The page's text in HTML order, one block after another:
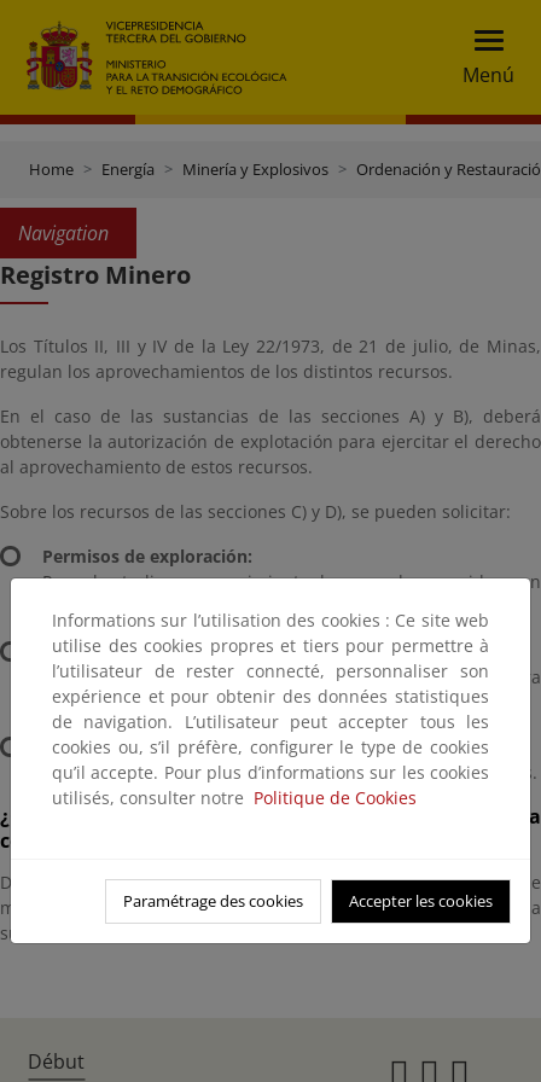
Menú
Home Energía Minería y Explosivos Ordenación y
Navigation
Registro Minero
Los Títulos II, III y IV de la Ley 22/1973, de 21 de julio, de Minas,
regulan los aprovechamientos de los distintos recursos.
En el caso de las sustancias de las secciones A) y B), deberá
obtenerse la autorización de explotación para ejercitar el derecho
al aprovechamiento de estos recursos.
Sobre los recursos de las secciones C) y D), se pueden solicitar:
Permisos de exploración:
Para el estudio y reconocimiento de zonas desconocidas, con
Permisos de investigación:
Que permite realizar los estudios y trabajos necesarios para
poner de manifiesto los recursos.
Concesión de explotación:
Que otorga el derecho al aprovechamiento de las sustancias.
¿Cómo obtener una autorización, un permiso o una
concesión?
Dirigiéndose a la Consejería, con competencia en materia de
minería, de la Comunidad Autónoma en que se encuentre la
superficie afectada.
Informations sur l’utilisation des cookies : Ce site web
utilise des cookies propres et tiers pour permettre à
l’utilisateur de rester connecté, personnaliser son
expérience et pour obtenir des données statistiques
de navigation. L’utilisateur peut accepter tous les
cookies ou, s’il préfère, configurer le type de cookies
qu’il accepte. Pour plus d’informations sur les cookies
utilisés, consulter notre Politique de Cookies
Paramétrage des cookies Accepter les cookies
Début